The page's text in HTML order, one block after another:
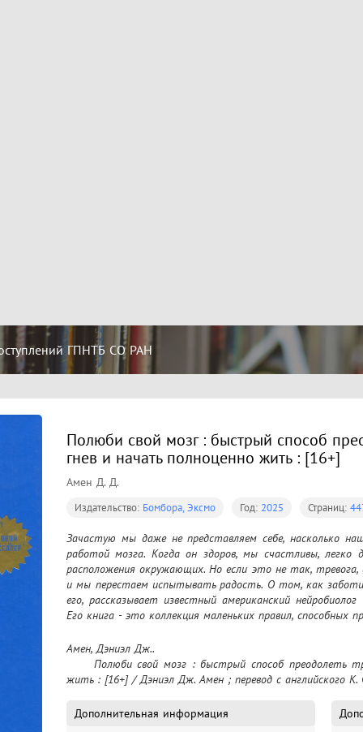
ГПНТБ СО РАН
Полюби свой мозг : быстрый способ
гнев и начать полноценно жить : [16+]
Амен Д. Д.
Издательство: Бомбора, Эксмо Год: 2025 Страниц:
Зачастую мы даже не представляем себе, насколько
работой мозга. Когда он здоров, мы счастливы, легко
расположения окружающих. Но если это не так,
и мы перестаем испытывать радость. О том, как
его, рассказывает известный американский
Его книга - это коллекция маленьких правил, способных
Амен, Дэниэл Дж..
жить : [16+] / Дэниэл Дж. Амен ; перевод с английского К.
Дополнительная информация